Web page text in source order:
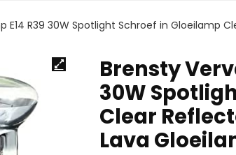
E14 R39 30W Spotlight Schroef in Gloeilamp
Brensty
30W
Clear
Lava